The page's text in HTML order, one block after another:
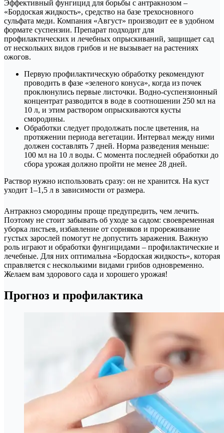
Эффективный фунгицид для борьбы с антракнозом –
«Бордоская жидкость», средство на базе трехосновного
сульфата меди. Компания «Август» производит ее в удобном
формате суспензии. Препарат подходит для
профилактических и лечебных опрыскиваний, защищает сад
от нескольких видов грибов и не вызывает на растениях
ожогов.
Первую профилактическую обработку рекомендуют
проводить в фазе «зеленого конуса», когда из почек
проклюнулись первые листочки. Водно-суспензионный
концентрат разводится в воде в соотношении 250 мл на
10 л, и этим раствором опрыскиваются кусты
смородины.
Обработки следует продолжать после цветения, на
протяжении периода вегетации. Интервал между ними
должен составлять 7 дней. Норма разведения меньше:
100 мл на 10 л воды. С момента последней обработки до
сбора урожая должно пройти не менее 28 дней.
Раствор нужно использовать сразу: он не хранится. На куст
уходит 1–1,5 л в зависимости от размера.
Антракноз смородины проще предупредить, чем лечить.
Поэтому не стоит забывать об уходе за садом: своевременная
уборка листьев, избавление от сорняков и прореживание
густых зарослей помогут не допустить заражения. Важную
роль играют и обработки фунгицидами – профилактические и
лечебные. Для них оптимальна «Бордоская жидкость», которая
справляется с несколькими видами грибов одновременно.
Желаем вам здорового сада и хорошего урожая!
Прогноз и профилактика